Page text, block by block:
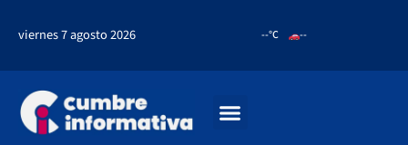
viernes 7 agosto 2026 --°C --